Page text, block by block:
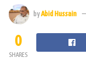
byAbid Hussain
0
SHARES